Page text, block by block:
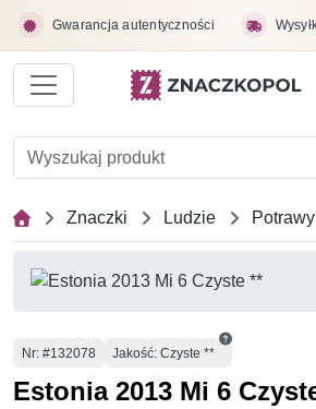
Gwarancja autentyczności
Znaczki Ludzie
Numer
Nr: #132078 Jakość: Czyste **
Estonia 2013 Mi 6